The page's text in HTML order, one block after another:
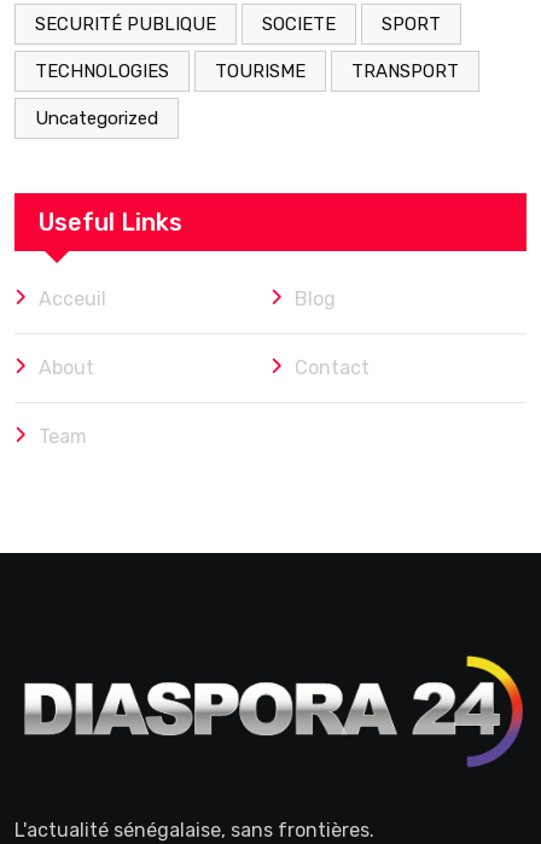
SECURITÉ PUBLIQUE SOCIETE SPORT
TECHNOLOGIES TOURISME TRANSPORT
Uncategorized
Useful Links
Acceuil Blog
About Contact
Team
L'actualité sénégalaise, sans frontières.